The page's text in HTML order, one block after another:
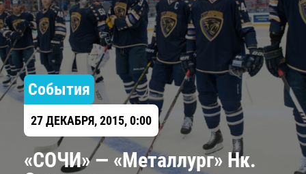
События
27 ДЕКАБРЯ, 2015, 0:00
«СОЧИ» — «Металлург» Нк.